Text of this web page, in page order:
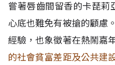
嘗著唇齒間留香的卡琵莉
心底也難免有被搶的顧慮
經驗，也象徵著在熱鬧嘉
的社會貧富差距及公共建